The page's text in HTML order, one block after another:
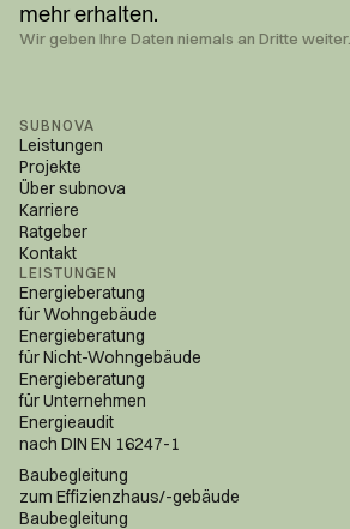
mehr erhalten.
Wir geben Ihre Daten niemals an Dritte weiter.
SUBNOVA
Leistungen
Projekte
Über subnova
Karriere
Ratgeber
Kontakt
LEISTUNGEN
Energieberatung
für Wohngebäude
Energieberatung
für Nicht-Wohngebäude
Energieberatung
für Unternehmen
Energieaudit
nach DIN EN 16247-1
Baubegleitung
zum Effizienzhaus/-gebäude
Baubegleitung